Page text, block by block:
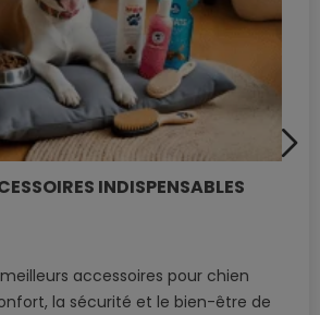
INDISPENSABLES
accessoires pour chien
la sécurité et le bien-être de